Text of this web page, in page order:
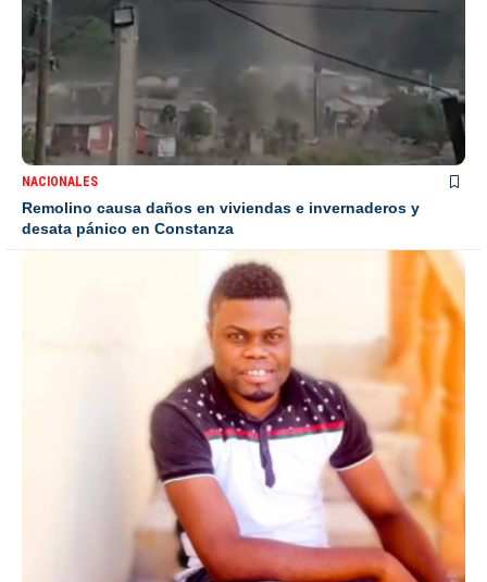
NACIONALES
Remolino causa daños en viviendas e invernaderos y
desata pánico en Constanza